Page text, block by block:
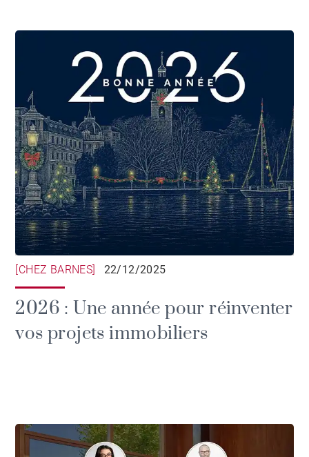
[CHEZ BARNES] 22/12/2025
2026 : Une année pour réinventer
vos projets immobiliers